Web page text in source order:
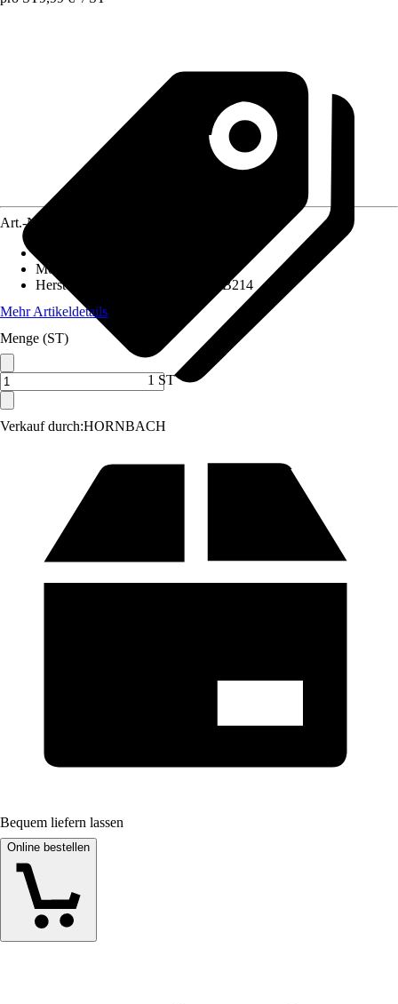
Verkauf durch:HORNBACH
Art.-Nr.
Montageart
Herstellerartikelnummer
20EUKB214
Mehr Artikeldetails
Menge (ST)
1 ST
Bequem liefern lassen
Online bestellen